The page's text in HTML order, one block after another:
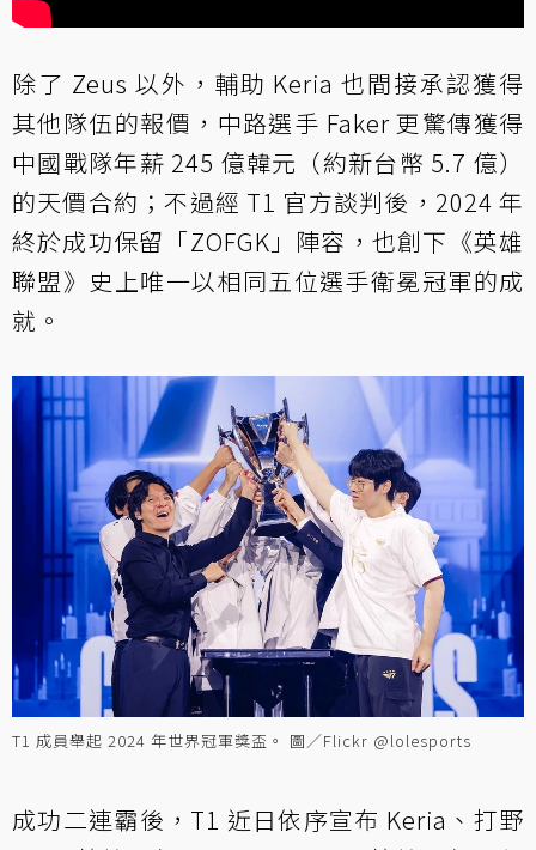
除了 Zeus 以外，輔助 Keria 也間接承認獲得
其他隊伍的報價，中路選手 Faker 更驚傳獲得
中國戰隊年薪 245 億韓元（約新台幣 5.7 億）
的天價合約；不過經 T1 官方談判後，2024 年
終於成功保留「ZOFGK」陣容，也創下《英雄
聯盟》史上唯一以相同五位選手衛冕冠軍的成
就。
T1 成員舉起 2024 年世界冠軍獎盃。 圖／Flickr @lolesports
成功二連霸後，T1 近日依序宣布 Keria、打野